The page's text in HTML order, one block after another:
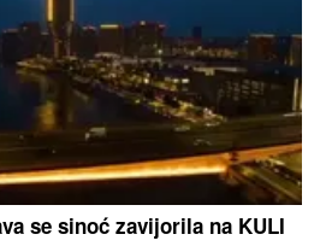
se sinoć zavijorila na KULI